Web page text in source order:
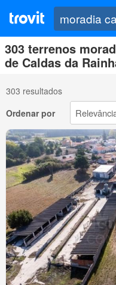
303 terrenos
de Caldas da
303 resultados
Ordenar por